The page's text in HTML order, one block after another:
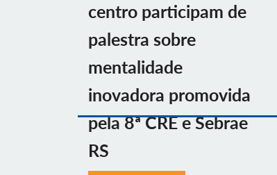
centro participam de
palestra sobre
mentalidade
inovadora promovida
pela 8ª CRE e Sebrae
RS